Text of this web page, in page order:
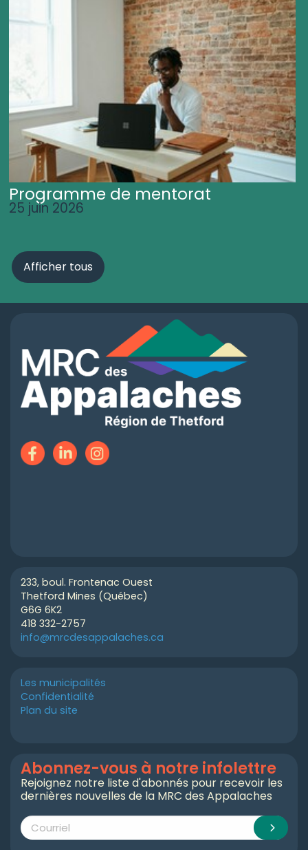
Programme de mentorat
25 juin 2026
Afficher tous
233, boul. Frontenac Ouest
Thetford Mines (Québec)
G6G 6K2
418 332-2757
info@mrcdesappalaches.ca
Les municipalités
Confidentialité
Plan du site
Abonnez-vous à notre infolettre
Rejoignez notre liste d'abonnés pour recevoir les
dernières nouvelles de la MRC des Appalaches